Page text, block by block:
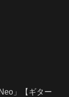
」【ギター